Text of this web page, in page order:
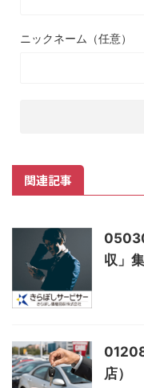
ニックネーム（任意）
関連記事
収」
店）